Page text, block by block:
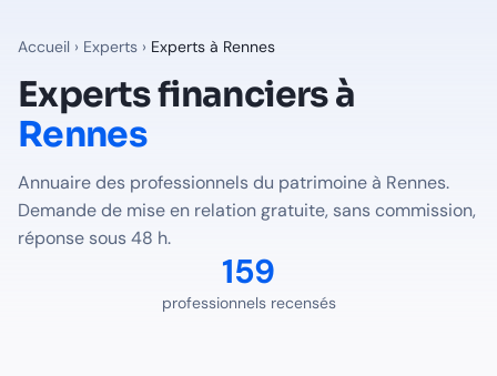
159professionnels du patrimoine recensés à
Professions disponibles à
Expert-Comptable
Avocat Fiscalisteà
NotaireàRennes-77professionnel(s) recensé(s)
Trouver le bon expert pour votre situation àRennes
Voir tous les professionnels recensés en France
Accueil › Experts › Experts à Rennes
Experts financiers à
Rennes
Annuaire des professionnels du patrimoine à Rennes.
Demande de mise en relation gratuite, sans commission,
réponse sous 48 h.
159
professionnels recensés